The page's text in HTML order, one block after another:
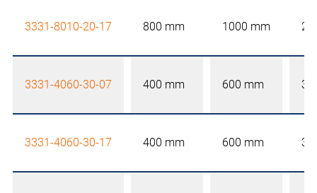
3331-8010-20-17 800 mm 1000 mm
3331-4060-30-07 400 mm 600 mm
3331-4060-30-17 400 mm 600 mm